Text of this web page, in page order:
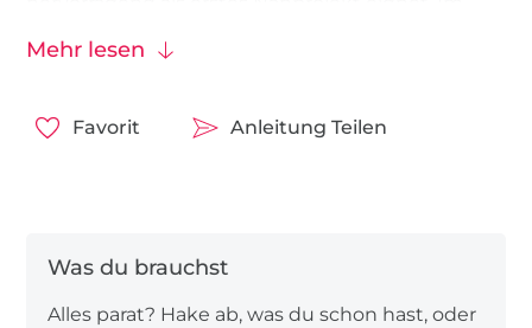
bieten Körnerkissen den Vorteil, dass sie nicht
perfekt an den Körper anpassen.
Dieses Nähprojekt ist auch ideal für Kinder
Mehr lesen
Favorit Anleitung Teilen
Alles parat? Hake ab, was du schon hast, oder